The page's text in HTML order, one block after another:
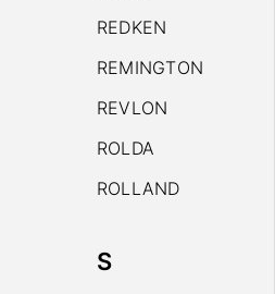
REDKEN
REMINGTON
REVLON
ROLDA
ROLLAND
S